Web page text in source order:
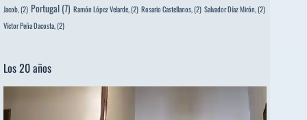
Jacob, (2) Portugal (7) Ramón López Velarde, (2) Rosario Castellanos, (2) Salvador Díaz Mirón, (2)
Víctor Peña Dacosta, (2)
Los 20 años
de